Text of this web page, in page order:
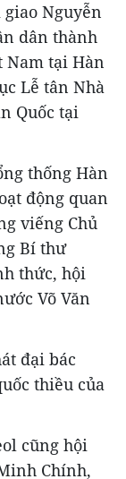
Nguyễn
dân thành
Nam tại Hàn
Lễ tân Nhà
Quốc tại
thống Hàn
động quan
viếng Chủ
Bí thư
thức, hội
Võ Văn
đại bác
thiều của
cũng hội
Chính,